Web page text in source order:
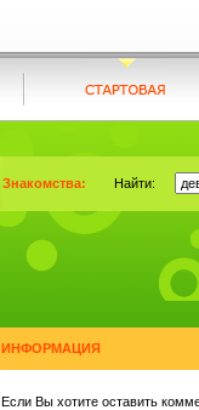
Знакомства: Найти:
ИНФОРМАЦИЯ
Eсли Вы хотите оставить